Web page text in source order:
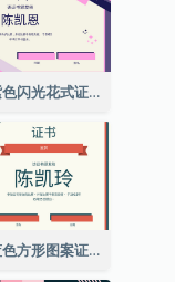
粉色和紫色闪光花式证书
红色和蓝色方形图案证书